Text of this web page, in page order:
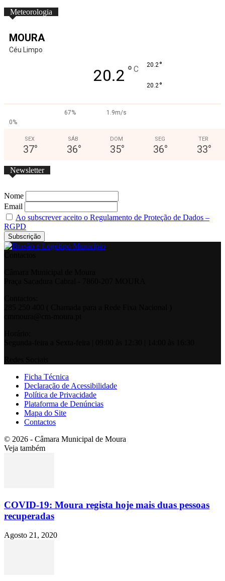
Meteorologia
MOURA
Céu Limpo
20.2 ° C 20.2°
20.2°
67%
1.9m/s
0%
SEX
37°
SÁB
36°
DOM
35°
SEG
36°
TER
33°
Newsletter
Nome
Email
Ao subscrever aceito o Regulamento de Proteção de Dados –
RGPD
Ficha Técnica
Declaração de Acessibilidade
Política de Privacidade
Plataforma de Denúncias
Mapa do Site
Contactos
© 2026 - Câmara Municipal de Moura
Veja também
COVID-19: Moura regista hoje mais duas pessoas
recuperadas
Agosto 21, 2020